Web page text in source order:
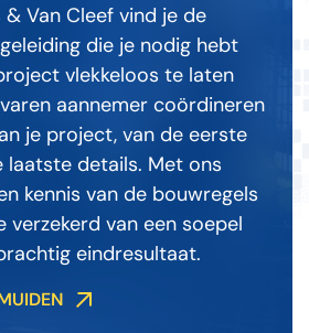
& Van Cleef vind je de
die je nodig hebt
vlekkeloos te laten
aannemer coördineren
je project, van de eerste
details. Met ons
kennis van de bouwregels
verzekerd van een soepel
eindresultaat.